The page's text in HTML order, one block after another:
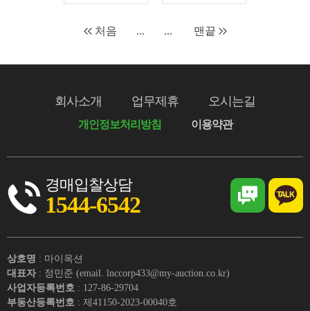
처음 ... ... 맨끝
회사소개 업무제휴 오시는길
개인정보처리방침 이용약관
경매입찰상담
1544-6542
상호명 : 마이옥션
대표자 : 정민준 (email. lnccorp433@my-auction.co.kr)
사업자등록번호 : 127-86-29704
부동산등록번호 : 제41150-2023-00040호